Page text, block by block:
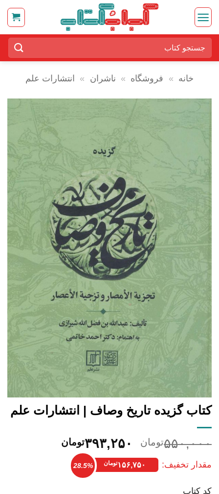
Skip
content
برای:
خانه » فروشگاه » ناشران » انتشارات علم
کتاب گزیده تاریخ وصاف | انتشارات علم
۵۵۰,۰۰۰تومان
قیمت
اصلی:
۵۵۰,۰۰۰تومان
۳۹۳,۲۵۰تومان
مقدار تخفیف: ۱۵۶,۷۵۰تومان 28.5%
کد کتاب